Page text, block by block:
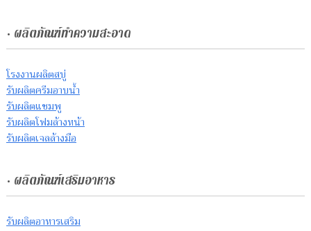
• ผลิตภัณฑ์ทำความสะอาด
โรงงานผลิตสบู่
รับผลิตครีมอาบน้ำ
รับผลิตแชมพู
รับผลิตโฟมล้างหน้า
รับผลิตเจลล้างมือ
• ผลิตภัณฑ์เสริมอาหาร
รับผลิตอาหารเสริม